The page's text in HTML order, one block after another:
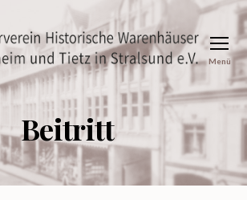
Menü
Beitritt